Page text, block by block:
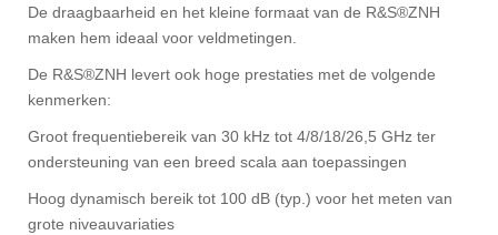
De draagbaarheid en het kleine formaat van de R&S®ZNH
maken hem ideaal voor veldmetingen.
De R&S®ZNH levert ook hoge prestaties met de volgende
kenmerken:
Groot frequentiebereik van 30 kHz tot 4/8/18/26,5 GHz ter
ondersteuning van een breed scala aan toepassingen
Hoog dynamisch bereik tot 100 dB (typ.) voor het meten van
grote niveauvariaties